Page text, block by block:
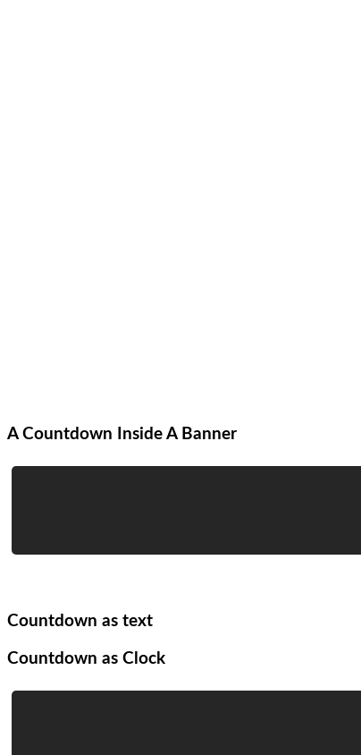
A Countdown Inside A Banner
Countdown as text
Countdown as Clock